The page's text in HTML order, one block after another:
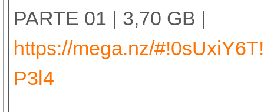
PARTE 01 | 3,70 GB |
https://mega.nz/
P3l4